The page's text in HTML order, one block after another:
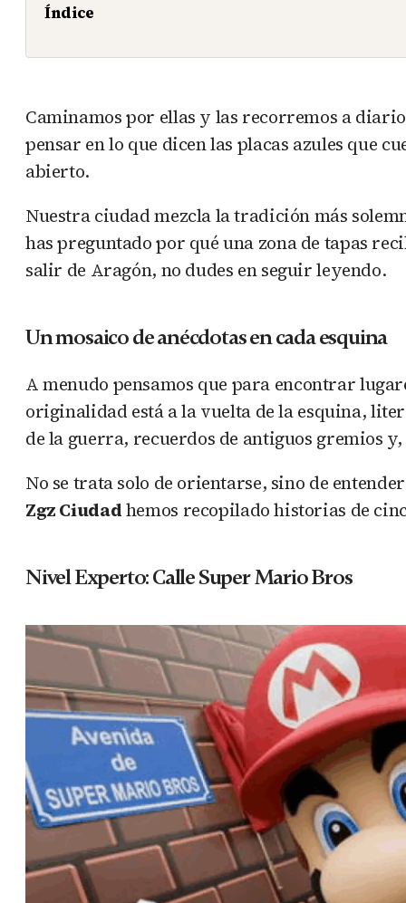
Índice
Caminamos por ellas y las recorremos a
pensar en lo que dicen las placas azules que
abierto.
Nuestra ciudad mezcla la tradición más
has preguntado por qué una zona de tapas
salir de Aragón, no dudes en seguir leyendo.
Un mosaico de anécdotas en cada esquina
A menudo pensamos que para encontrar
originalidad está a la vuelta de la esquina,
de la guerra, recuerdos de antiguos gremios
No se trata solo de orientarse, sino de
Zgz Ciudadhemos recopilado historias de
Nivel Experto: Calle Super Mario Bros